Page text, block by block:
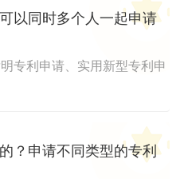
以同时多个人一起申请
专利申请、实用新型专利申
？申请不同类型的专利